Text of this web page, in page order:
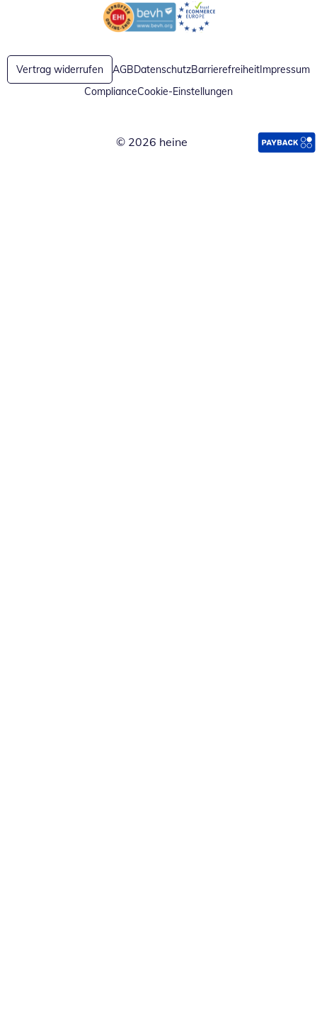
Öffnet in neuem FensterÖffnet in neuem Fenster
Vertrag widerrufen AGBDatenschutzBarrierefreiheitImpressum
ComplianceCookie-Einstellungen
© 2026 heine